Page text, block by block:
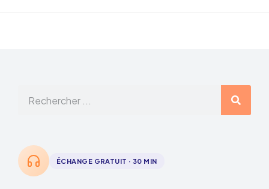
ÉCHANGE GRATUIT · 30 MIN